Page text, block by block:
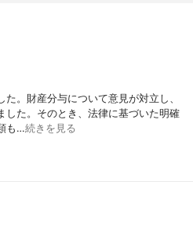
。財産分与について意見が対立し、
した。そのとき、法律に基づいた明確
も…続きを見る